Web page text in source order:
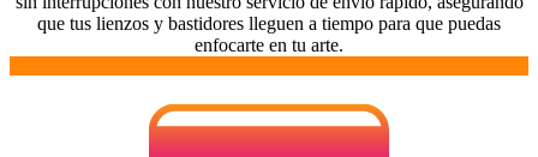
que tus lienzos y bastidores lleguen a tiempo para que puedas
enfocarte en tu arte.